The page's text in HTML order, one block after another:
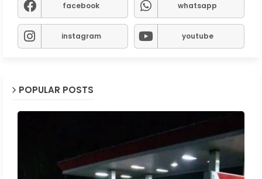
facebook whatsapp
instagram youtube
POPULAR POSTS